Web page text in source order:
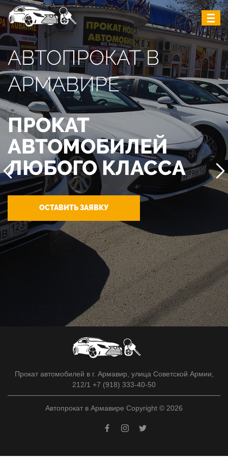
АВТОПРОКАТ В
АРМАВИРЕ
ПРОКАТ
АВТОМОБИЛЕЙ
ЛЮБОГО КЛАССА
ОСТАВИТЬ ЗАЯВКУ
Прокат автомобилей в г. Армавир, улица Советской Армии,
212/1 +7 (918) 333-40-50
Автопрокат в Армавире Copyright © 2026